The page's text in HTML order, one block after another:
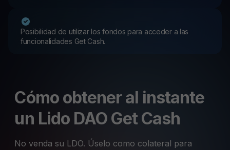
Posibilidad de utilizar los fondos para acceder a las
funcionalidades Get Cash.
Cómo obtener al instante
un Lido DAO Get Cash
No venda su LDO. Úselo como colateral para